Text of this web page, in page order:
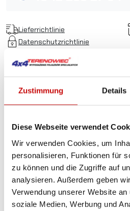
Zustimmung Details
Diese Webseite verwendet
Wir verwenden Cookies, um
personalisieren, Funktionen für
zu können und die Zugriffe auf
analysieren. Außerdem geben
Verwendung unserer Website
soziale Medien, Werbung und
Lieferrichtlinie
Datenschutzrichtlinie
Beschreibung
Omega Schäkel
Tonnen
Der Omega-Schäkel bildet einen
der mit einer Schraube geöffnet
Perfekt um Seile und Gurte
Durch die spezielle Form können